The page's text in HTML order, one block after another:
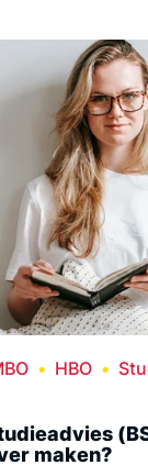
HBO
maken?